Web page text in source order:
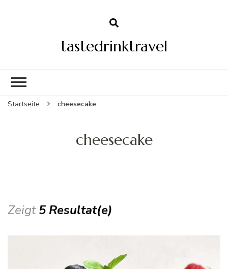
tastedrinktravel
Startseite cheesecake
cheesecake
Zeigt5 Resultat(e)